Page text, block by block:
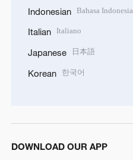
Indonesian Bahasa Indonesia
Italian Italiano
Japanese 日本語
Korean 한국어
DOWNLOAD OUR APP